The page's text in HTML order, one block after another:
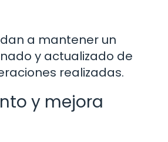
a mantener un
y actualizado de
realizadas.
y mejora